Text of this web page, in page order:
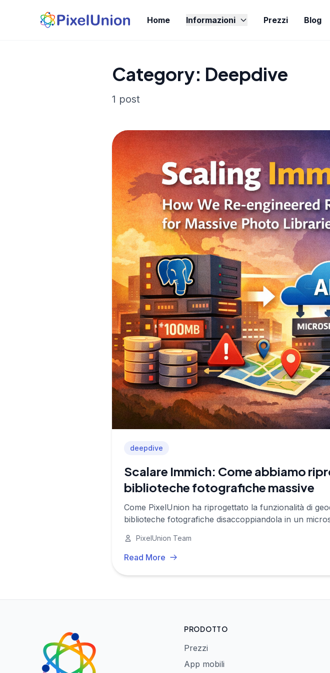
Home Informazioni Prezzi Blog
Category: Deepdive
1 post
deepdive
Scalare Immich: Come abbiamo
biblioteche fotografiche massive
Come PixelUnion ha riprogettato la funzionalità di
biblioteche fotografiche disaccoppiandola in un
PixelUnion Team
Read More
PRODOTTO
Prezzi
App mobili